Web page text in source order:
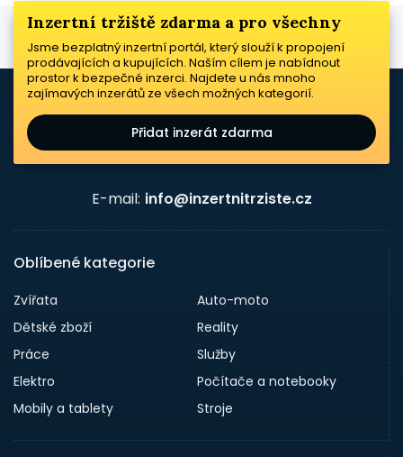
Inzertní tržiště zdarma a pro všechny
Jsme bezplatný inzertní portál, který slouží k propojení
prodávajících a kupujících. Naším cílem je nabídnout
prostor k bezpečné inzerci. Najdete u nás mnoho
zajímavých inzerátů ze všech možných kategorií.
Přidat inzerát zdarma
E-mail: info@inzertnitrziste.cz
Oblíbené kategorie
Zvířata
Auto-moto
Dětské zboží
Reality
Práce
Služby
Elektro
Počítače a notebooky
Mobily a tablety
Stroje